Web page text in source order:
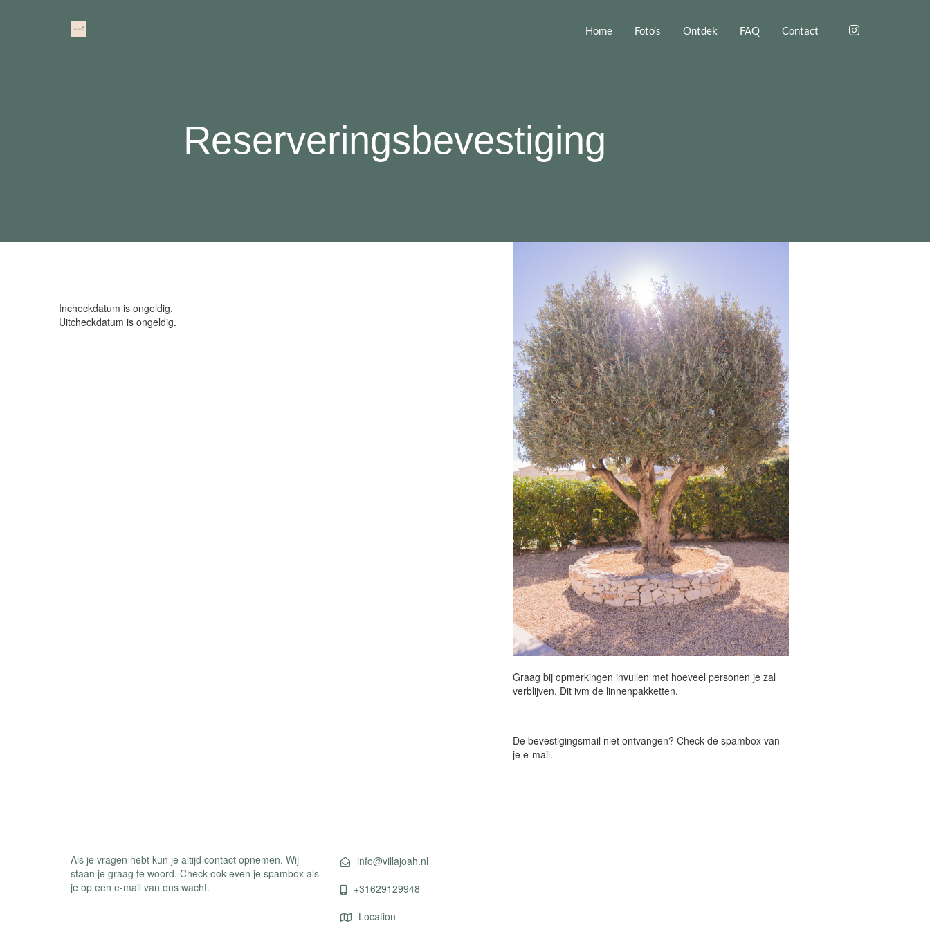
Home Foto’s Ontdek FAQ Contact
Reserveringsbevestiging
Incheckdatum is ongeldig.
Uitcheckdatum is ongeldig.
Graag bij opmerkingen invullen met hoeveel personen je zal
verblijven. Dit ivm de linnenpakketten.
De bevestigingsmail niet ontvangen? Check de spambox van
je e-mail.
Als je vragen hebt kun je altijd contact opnemen. Wij
staan je graag te woord. Check ook even je spambox als
je op een e-mail van ons wacht.
info@villajoah.nl
+31629129948
Location